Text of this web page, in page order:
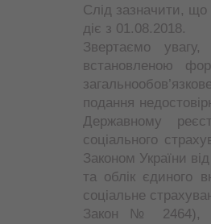
Слід зазначити,
діє з 01.08.2018.
Звертаємо
встановленою
подання
Державному
соціального
Законом України
та облік єдиного
соціальне
Закон № 2464),